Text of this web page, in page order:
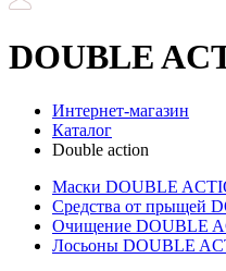
DOUBLE
Интернет-магазин
Каталог
Double action
Маски DOUBLE
Средства от прыщей
Очищение DOUBLE
Лосьоны DOUBLE